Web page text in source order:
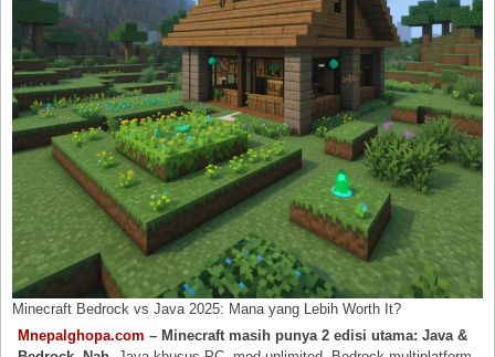
Minecraft Bedrock vs Java 2025: Mana yang Lebih Worth It?
Mnepalghopa.com – Minecraft masih punya 2 edisi utama: Java &